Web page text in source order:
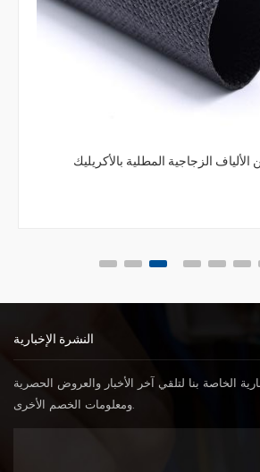
الزجاجية المطلية بالأكريليك
النشرة الإخبارية
الخاصة بنا لتلقي آخر الأخبار والعروض الحصرية